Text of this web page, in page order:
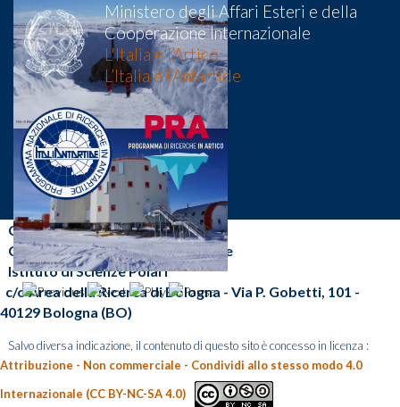
Ministero degli Affari Esteri e della
Cooperazione Internazionale
L'Italia e l’Artico
L’Italia e l’Antartide
CNR-ISP
Consiglio Nazionale delle Ricerche
Istituto di Scienze Polari
c/o Area della Ricerca di Bologna - Via P. Gobetti, 101 -
40129 Bologna (BO)
Salvo diversa indicazione, il contenuto di questo sito è concesso in licenza :
Attribuzione - Non commerciale - Condividi allo stesso modo 4.0
Internazionale (CC BY-NC-SA 4.0)